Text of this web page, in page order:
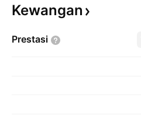
Kewangan
Prestasi